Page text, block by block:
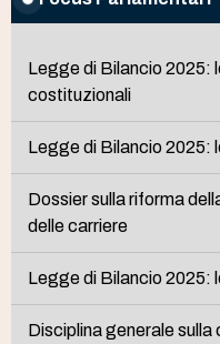
Legge di Bilancio 2025:
costituzionali
Legge di Bilancio 2025:
Dossier sulla riforma
delle carriere
Legge di Bilancio 2025:
Disciplina generale